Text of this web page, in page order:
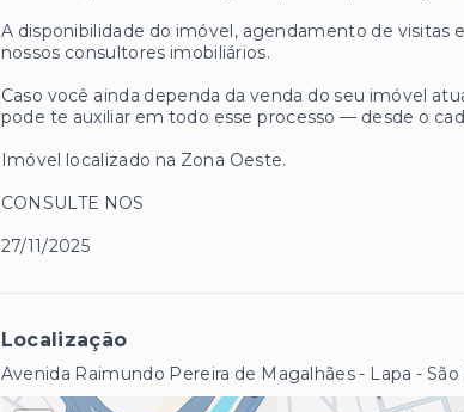
A disponibilidade do imóvel, agendamento de
nossos consultores imobiliários.
Caso você ainda dependa da venda do seu imóvel
pode te auxiliar em todo esse processo — desde o
Imóvel localizado na Zona Oeste.
CONSULTE NOS
27/11/2025
Localização
Avenida Raimundo Pereira de Magalhães - Lapa -